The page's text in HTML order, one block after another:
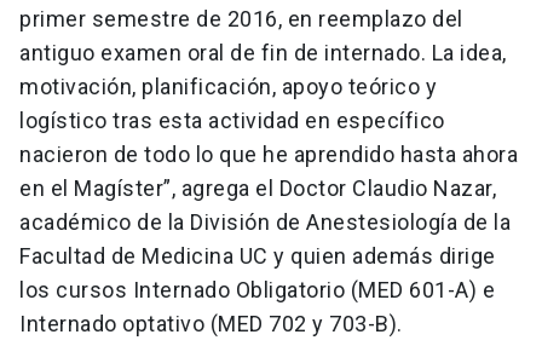
primer semestre de 2016, en reemplazo del
antiguo examen oral de fin de internado. La idea,
motivación, planificación, apoyo teórico y
logístico tras esta actividad en específico
nacieron de todo lo que he aprendido hasta ahora
en el Magíster”, agrega el Doctor Claudio Nazar,
académico de la División de Anestesiología de la
Facultad de Medicina UC y quien además dirige
los cursos Internado Obligatorio (MED 601-A) e
Internado optativo (MED 702 y 703-B).